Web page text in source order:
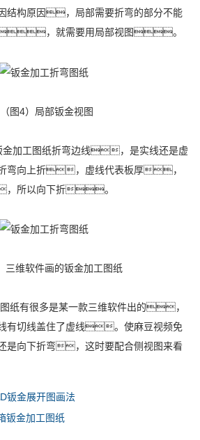
构原因，局部需要折弯的部分不能
，就需要用局部视图。
（图4）局部钣金视图
工图纸折弯边线，是实线还是虚
向上折，虚线代表板厚，
，所以向下折。
三维软件画的钣金加工图纸
纸有很多是某一款三维软件出的，
有切线盖住了虚线。使麻豆视频免
是向下折弯，这时要配合侧视图来看
钣金展开图画法
钣金加工图纸